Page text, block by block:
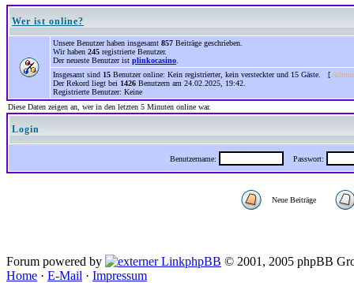
Wer ist online?
Unsere Benutzer haben insgesamt 857 Beiträge geschrieben.
Wir haben 245 registrierte Benutzer.
Der neueste Benutzer ist plinkocasino
Insgesamt sind 15 Benutzer online: Kein registrierter, kein versteckter und 15 Gäste. [
Der Rekord liegt bei 1426 Benutzern am 24.02.2025, 19:42.
Registrierte Benutzer: Keine
Diese Daten zeigen an, wer in den letzten 5 Minuten online war.
Login
Benutzername: Passwort:
Neue Beiträge
Forum powered by phpBB © 2001, 2005 phpBB
Home · E-Mail · Impressum